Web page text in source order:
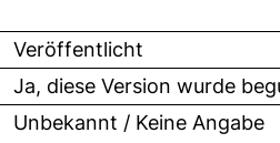
Veröffentlicht
Ja, diese Version wurde
Unbekannt / Keine Angabe